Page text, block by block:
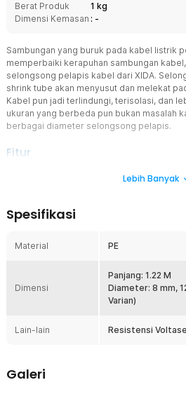
Berat Produk
1 kg
Dimensi Kemasan : -
Sambungan yang buruk pada kabel listrik
memperbaiki kerapuhan sambungan
selongsong pelapis kabel dari XIDA.
shrink tube akan menyusut dan melekat
Kabel pun jadi terlindungi, terisolasi, dan
ukuran yang berbeda pun bukan masalah
berbagai diameter selongsong pelapis.
Fitur
Tingkatkan Kualitas Kabel
semakin kuat. Lapisan kedap air yang
Anda juga bisa mengatasi kabel yang
Lindungi dari Kerusakan
Penggunaan selongsong pelindung
banyak manfaat. Kabel jadi terlindungi
maupun korsleting listrik, melindungi
hingga memperbaiki dan mengganti
Tahan Api Lebih Aman
Lebih Banyak
Spesifikasi
Material PE
Dimensi
Panjang: 1.22 M
Diameter: 8 mm,
Varian)
Lain-lain Resistensi
Galeri